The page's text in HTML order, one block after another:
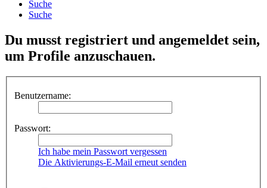
Suche
Suche
Du musst registriert und angemeldet sein,
um Profile anzuschauen.
Benutzername:
Passwort:
Ich habe mein Passwort vergessen
Die Aktivierungs-E-Mail erneut senden